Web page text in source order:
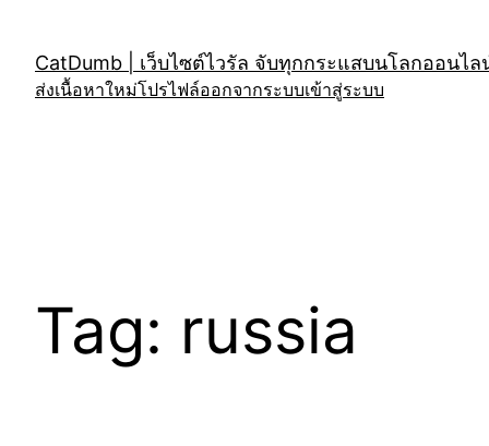
content
CatDumb | เว็บไซต์ไวรัล จับทุกกระแสบนโลกออนไ
ส่งเนื้อหาใหม่โปรไฟล์ออกจากระบบเข้าสู่ระบบ
Tag: russia